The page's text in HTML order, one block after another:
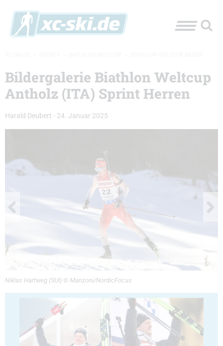
Bildergalerie Biathlon Weltcup
Antholz (ITA) Sprint Herren
Harald Deubert - 24. Januar 2025
Niklas Hartweg (SUI) © Manzoni/NordicFocus